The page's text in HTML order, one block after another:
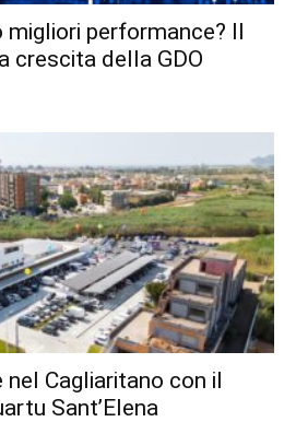
migliori performance? Il
crescita della GDO
Cagliaritano con il
Sant’Elena